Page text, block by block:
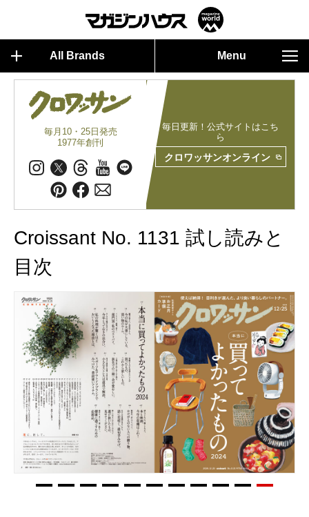
All Brands Menu
毎月10・25日発売
1977年創刊
毎日更新！公式サイトはこち
ら
クロワッサンオンライン
Croissant No. 1131 試し読みと
目次